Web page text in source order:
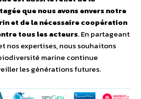
que nous avons envers notre
et de la nécessaire coopération
tous les acteurs. En partageant
nos expertises, nous souhaitons
marine continue
les générations futures.